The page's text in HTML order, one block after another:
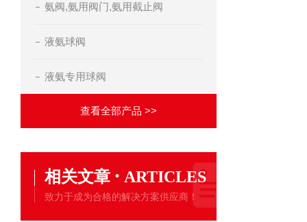
氨阀,氨用阀门,氨用截止阀
液氨球阀
液氨专用球阀
查看全部产品 >>
相关文章 · ARTICLES
致力于成为合格的解决方案供应商！